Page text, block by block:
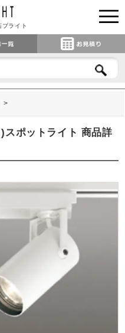
ブライト
スポットライト 商品詳